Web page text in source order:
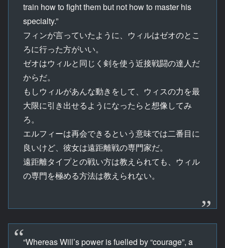
train how to fight them but not how to master his
specialty.”
フィンが言っていたように、ウィルはゼオのとこ
ろに行った方がいい。
ゼオはウィルと同じく剣を使う近接戦闘の達人だ
からだ。
もしウィルがあんな動きをして、ウィスの力を最
大限に引き出せるようになったらと想像してみ
ろ。
エルフィーは再会できるという意味では二番目に
良いけど、彼女は遠距離戦の専門家だ。
遠距離タイプとの戦い方は教えられても、ウィル
の専門を極める方法は教えられない。
“Whereas Will’s power is fuelled by “courage”, a